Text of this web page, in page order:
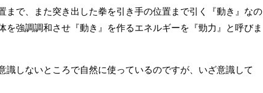
で、また突き出した拳を引き手の位置まで引く『動き』なの
強調調和させ『動き』を作るエネルギーを『勁力』と呼びま
しないところで自然に使っているのですが、いざ意識して